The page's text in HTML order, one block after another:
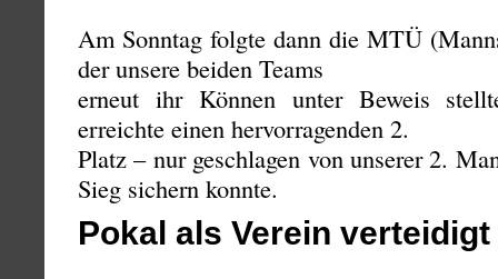
Am Sonntag folgte dann die MTÜ
der unsere beiden Teams
erneut ihr Können unter Beweis
erreichte einen hervorragenden 2.
Platz – nur geschlagen von unserer 2.
Sieg sichern konnte.
Pokal als Verein verteidigt